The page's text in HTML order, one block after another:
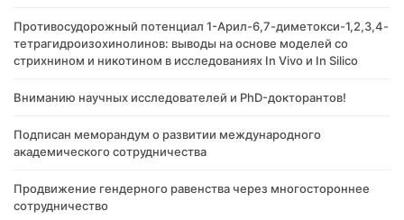
Противосудорожный потенциал 1-Арил-6,7-диметокси-1,2,3,4-
тетрагидроизохинолинов: выводы на основе моделей со
стрихнином и никотином в исследованиях In Vivo и In Silico
Вниманию научных исследователей и PhD-докторантов!
Подписан меморандум о развитии международного
академического сотрудничества
Продвижение гендерного равенства через многостороннее
сотрудничество